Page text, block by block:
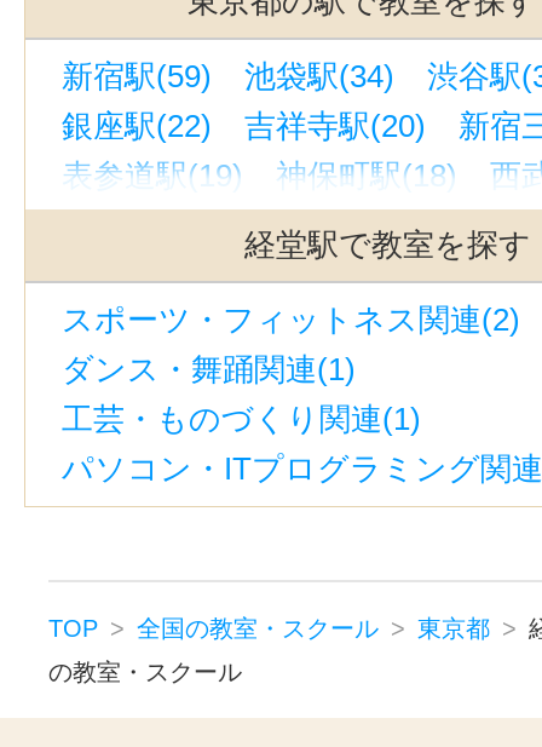
新宿駅(59) 池袋駅(34)
渋谷駅
銀座駅(22)
吉祥寺駅(20)
新宿
表参道駅(19)
神保町駅(18)
西
恵比寿駅(東京)(17)
中目黒駅(16)
御茶ノ水駅(15)
秋葉原駅(14)
飯田橋駅(13)
原宿駅(13)
代官
新宿西口駅(12)
自由が丘駅(東
中野駅(東京)(12)
銀座一丁目駅
新御茶ノ水駅(11)
有楽町駅(11)
上野御徒町駅(9)
大塚駅前駅(9)
水道橋駅(9)
大塚駅(東京)(9)
町田駅(8)
外苑前駅(8)
新大塚駅(8)
西新宿駅(8) 代々
経堂駅で教室を探す
スポーツ・フィットネス関連(2)
ダンス・舞踊関連(1)
工芸・ものづくり関連(1)
パソコン・ITプログラミング関
TOP 全国の教室・スクール 東京都
の教室・スクール